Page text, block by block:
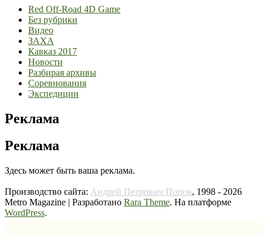
Red Off-Road 4D Game
Без рубрики
Видео
ЗАХА
Кавказ 2017
Новости
Разбирая архивы
Соревнования
Экспедиции
Реклама
Реклама
Здесь может быть ваша реклама.
Производство сайта: Андрей Петрович Попов, 1998 - 2026
Metro Magazine | Разработано Rara Theme. На платформе
WordPress.